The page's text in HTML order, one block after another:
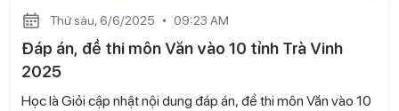
Thứ sáu, 6/6/2025 09:23 AM
Đáp án, đề thi môn Văn vào 10 tỉnh Trà Vinh
2025
Học là Giỏi cập nhật nội dung đáp án, đề thi môn Văn vào 10